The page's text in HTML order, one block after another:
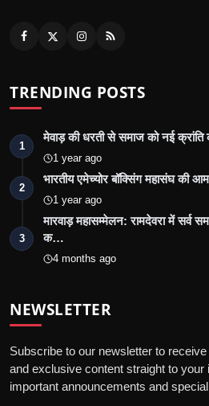
TRENDING POSTS
1
मेवाड़ की धरती से समाज को नई क्रांति
1 year ago
2
भारतीय एमेच्योर बॉक्सिंग महासंघ की
1 year ago
3
मारवाड़ महासम्मेलन: रामदेवरा में
क…
4 months ago
NEWSLETTER
Subscribe to our newsletter to
and exclusive content straight to
important announcements and